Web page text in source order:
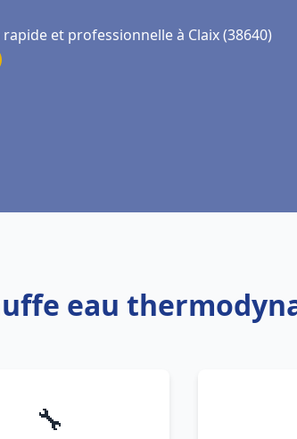
et professionnelle à Claix (38640)
eau
🔧